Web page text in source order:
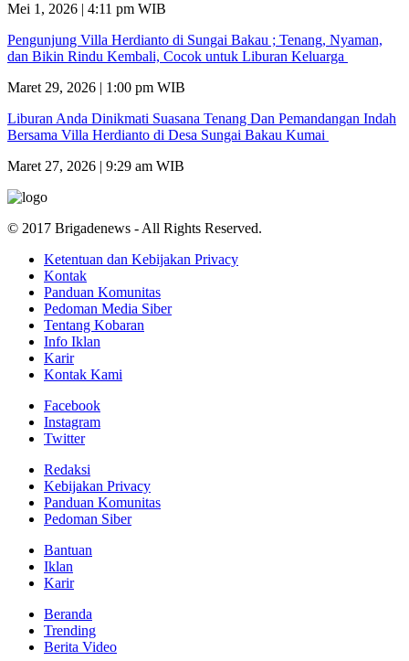
Mei 1, 2026 | 4:11 pm WIB
Pengunjung Villa Herdianto di Sungai Bakau ; Tenang, Nyaman,
dan Bikin Rindu Kembali, Cocok untuk Liburan Keluarga
Maret 29, 2026 | 1:00 pm WIB
Liburan Anda Dinikmati Suasana Tenang Dan Pemandangan Indah
Bersama Villa Herdianto di Desa Sungai Bakau Kumai
Maret 27, 2026 | 9:29 am WIB
© 2017 Brigadenews - All Rights Reserved.
Ketentuan dan Kebijakan Privacy
Kontak
Panduan Komunitas
Pedoman Media Siber
Tentang Kobaran
Info Iklan
Karir
Kontak Kami
Facebook
Instagram
Twitter
Redaksi
Kebijakan Privacy
Panduan Komunitas
Pedoman Siber
Bantuan
Iklan
Karir
Beranda
Trending
Berita Video